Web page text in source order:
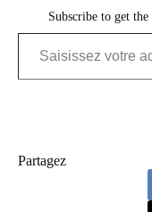
Subscribe to get
Saisissez votre adresse e-mail…
Partagez